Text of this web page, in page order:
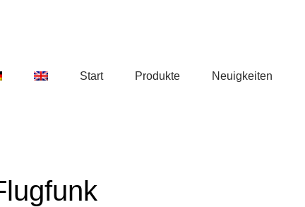
Start Produkte Neuigkeiten